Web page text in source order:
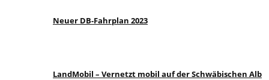
Neuer DB-Fahrplan 2023
LandMobil – Vernetzt mobil auf der Schwäbischen Alb